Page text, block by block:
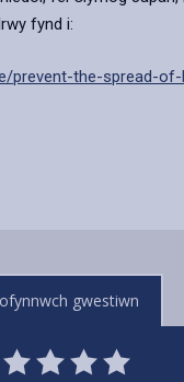
fynd i:
prevent-the-spread-
gwestiwn
2 3 4 5